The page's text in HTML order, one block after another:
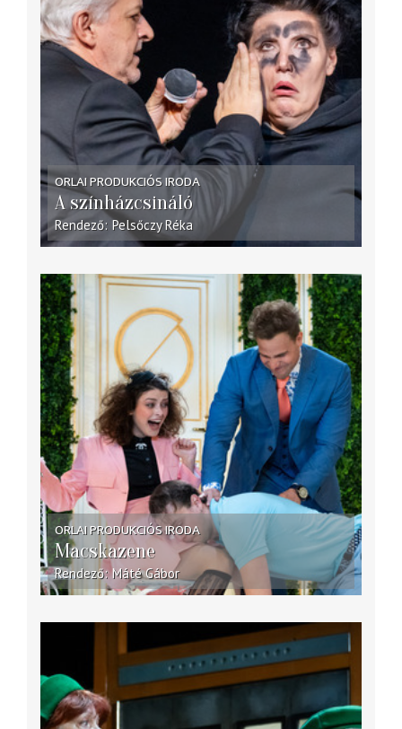
ORLAI PRODUKCIÓS IRODA
A színházcsináló
Rendező Pelsőczy Réka
ORLAI PRODUKCIÓS IRODA
Macskazene
Rendező Máté Gábor